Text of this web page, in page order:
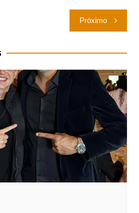
Próximo